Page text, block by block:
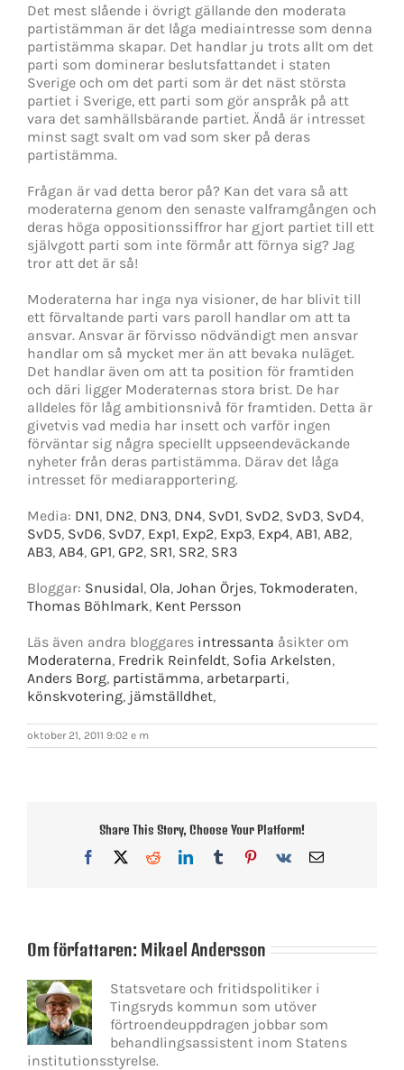
Det mest slående i övrigt gällande den moderata
partistämman är det låga mediaintresse som denna
partistämma skapar. Det handlar ju trots allt om det
parti som dominerar beslutsfattandet i staten
Sverige och om det parti som är det näst största
partiet i Sverige, ett parti som gör anspråk på att
vara det samhällsbärande partiet. Ändå är intresset
minst sagt svalt om vad som sker på deras
partistämma.
Frågan är vad detta beror på? Kan det vara så att
moderaterna genom den senaste valframgången och
deras höga oppositionssiffror har gjort partiet till ett
självgott parti som inte förmår att förnya sig? Jag
tror att det är så!
Moderaterna har inga nya visioner, de har blivit till
ett förvaltande parti vars paroll handlar om att ta
ansvar. Ansvar är förvisso nödvändigt men ansvar
handlar om så mycket mer än att bevaka nuläget.
Det handlar även om att ta position för framtiden
och däri ligger Moderaternas stora brist. De har
alldeles för låg ambitionsnivå för framtiden. Detta är
givetvis vad media har insett och varför ingen
förväntar sig några speciellt uppseendeväckande
nyheter från deras partistämma. Därav det låga
intresset för mediarapportering.
Media: DN1, DN2, DN3, DN4, SvD1, SvD2, SvD3, SvD4,
SvD5, SvD6, SvD7, Exp1, Exp2, Exp3, Exp4, AB1, AB2,
AB3, AB4, GP1, GP2, SR1, SR2, SR3
Bloggar: Snusidal, Ola, Johan Örjes, Tokmoderaten,
Thomas Böhlmark, Kent Persson
Läs även andra bloggares intressanta åsikter om
Moderaterna, Fredrik Reinfeldt, Sofia Arkelsten,
Anders Borg, partistämma, arbetarparti,
könskvotering, jämställdhet,
oktober 21, 2011 9:02 e m
Share This Story, Choose Your Platform!
Facebook
X RedditLinkedInTumblrPinterest
Vk
E-
Om författaren: Mikael Andersson
Statsvetare och fritidspolitiker i
Tingsryds kommun som utöver
förtroendeuppdragen jobbar som
behandlingsassistent inom Statens
institutionsstyrelse.